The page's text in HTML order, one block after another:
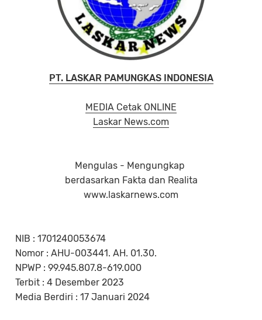
PT. LASKAR PAMUNGKAS INDONESIA
MEDIA Cetak ONLINE
Laskar News.com
Mengulas - Mengungkap
berdasarkan Fakta dan Realita
www.laskarnews.com
NIB : 1701240053674
Nomor : AHU-003441. AH. 01.30.
NPWP : 99.945.807.8-619.000
Terbit : 4 Desember 2023
Media Berdiri : 17 Januari 2024